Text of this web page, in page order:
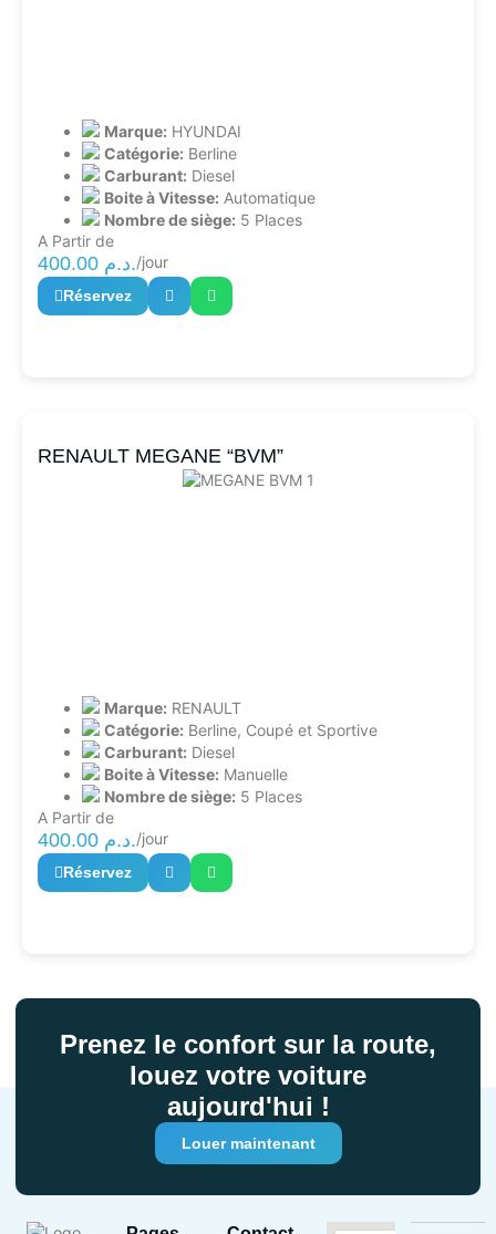
Marque: HYUNDAI
Catégorie: Berline
Carburant: Diesel
Boite à Vitesse: Automatique
Nombre de siège: 5 Places
A Partir de
400.00 د.م./jour
Réservez
RENAULT MEGANE “BVM”
Marque: RENAULT
Catégorie: Berline, Coupé et Sportive
Carburant: Diesel
Boite à Vitesse: Manuelle
Nombre de siège: 5 Places
A Partir de
400.00 د.م./jour
Réservez
Prenez le confort sur la route,
louez votre voiture
aujourd'hui !
Louer maintenant